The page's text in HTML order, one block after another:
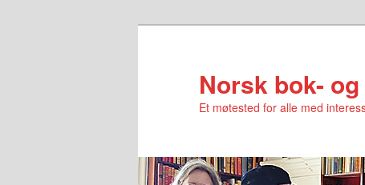
Norsk bok-
Et møtested for alle med